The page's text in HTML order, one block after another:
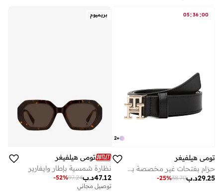
05:36:00
+
2
تومي هيلفيغر
حزام بفتحات غير مخصصة بتفاصيل شعار
د.ب29.25
38.70
-25%
بريميوم
تومي هيلفيغر
نظارة شمسية بإطار وايفارير
د.ب47.12
97.24
-52%
توصيل مجاني